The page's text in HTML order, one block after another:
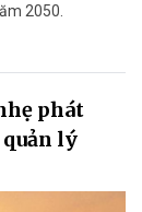
2050.
phát
lý